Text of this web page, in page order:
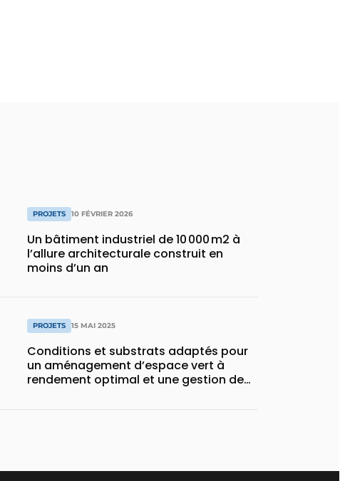
PROJETS 10 FÉVRIER 2026
Un bâtiment industriel de 10 000 m2 à
l’allure architecturale construit en
moins d’un an
PROJETS 15 MAI 2025
Conditions et substrats adaptés pour
un aménagement d’espace vert à
rendement optimal et une gestion de